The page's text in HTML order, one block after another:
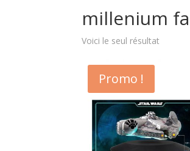
millenium
Voici le seul résultat
Promo !